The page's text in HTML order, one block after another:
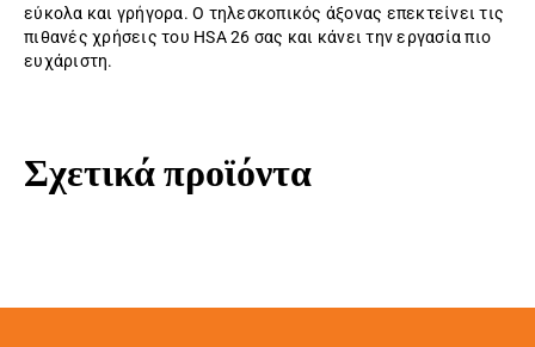
εύκολα και γρήγορα. Ο τηλεσκοπικός άξονας επεκτείνει τις
πιθανές χρήσεις του HSA 26 σας και κάνει την εργασία πιο
ευχάριστη.
Σχετικά προϊόντα